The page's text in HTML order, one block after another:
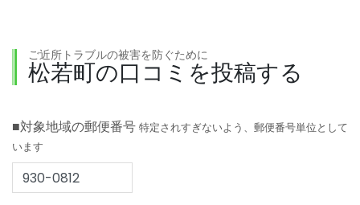
ご近所トラブルの被害を防ぐために
松若町の口コミを投稿する
■対象地域の郵便番号 特定されすぎないよう、郵便番号単位として
います